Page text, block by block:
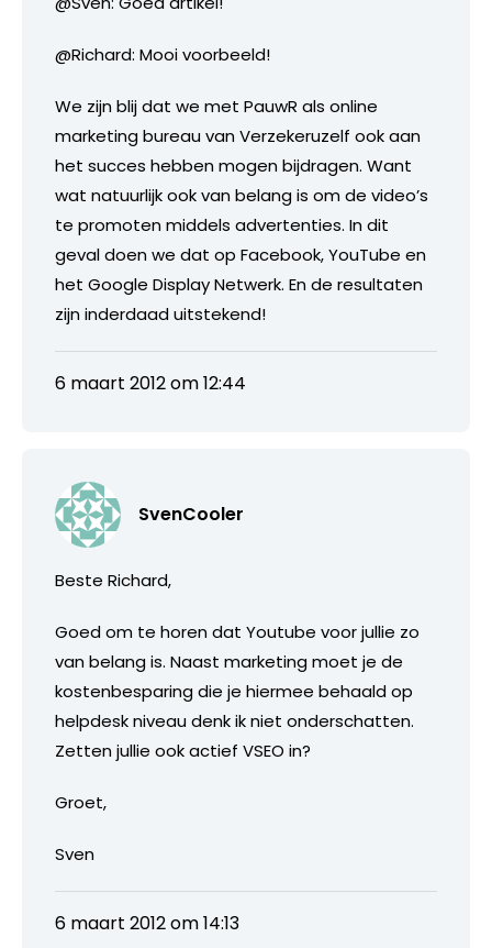
@Richard: Mooi voorbeeld!
We zijn blij dat we met PauwR als online
marketing bureau van Verzekeruzelf ook aan
het succes hebben mogen bijdragen. Want
wat natuurlijk ook van belang is om de video’s
te promoten middels advertenties. In dit
geval doen we dat op Facebook, YouTube en
het Google Display Netwerk. En de resultaten
zijn inderdaad uitstekend!
6 maart 2012 om 12:44
SvenCooler
Beste Richard,
Goed om te horen dat Youtube voor jullie zo
van belang is. Naast marketing moet je de
kostenbesparing die je hiermee behaald op
helpdesk niveau denk ik niet onderschatten.
Zetten jullie ook actief VSEO in?
Groet,
Sven
6 maart 2012 om 14:13